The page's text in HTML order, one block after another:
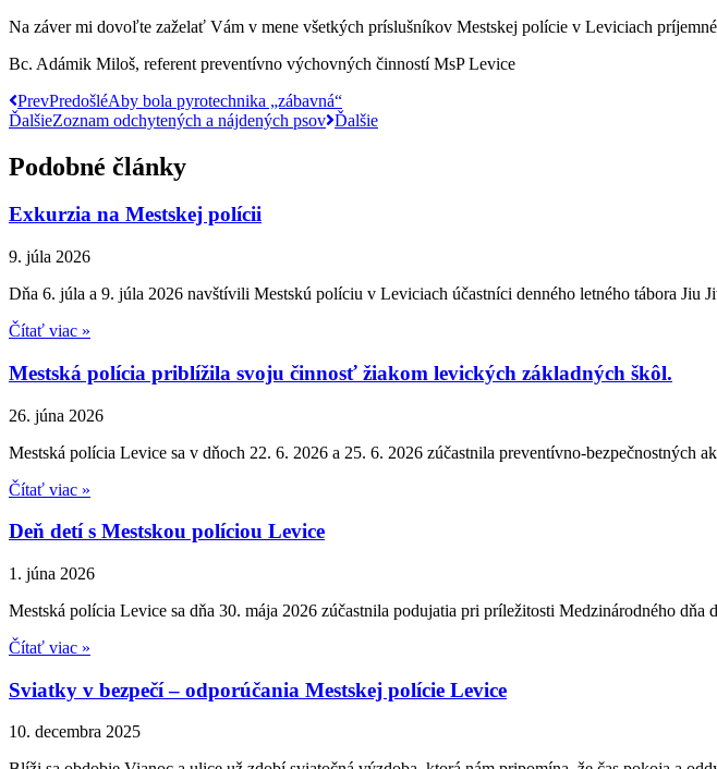
Na záver mi dovoľte zaželať Vám v mene všetkých príslušníkov Mestskej polície v Leviciach
Bc. Adámik Miloš, referent preventívno výchovných činností MsP Levice
PrevPredošléAby bola pyrotechnika „zábavná“
ĎalšieZoznam odchytených a nájdených psov Ďalšie
Podobné články
Exkurzia na Mestskej polícii
9. júla 2026
Dňa 6. júla a 9. júla 2026 navštívili Mestskú políciu v Leviciach účastníci denného letného tábora Jiu
Čítať viac »
Mestská polícia priblížila svoju činnosť žiakom levických základných škôl.
26. júna 2026
Mestská polícia Levice sa v dňoch 22. 6. 2026 a 25. 6. 2026 zúčastnila preventívno-bezpečnostných
Čítať viac »
Deň detí s Mestskou políciou Levice
1. júna 2026
Mestská polícia Levice sa dňa 30. mája 2026 zúčastnila podujatia pri príležitosti Medzinárodného
Čítať viac »
Sviatky v bezpečí – odporúčania Mestskej polície Levice
10. decembra 2025